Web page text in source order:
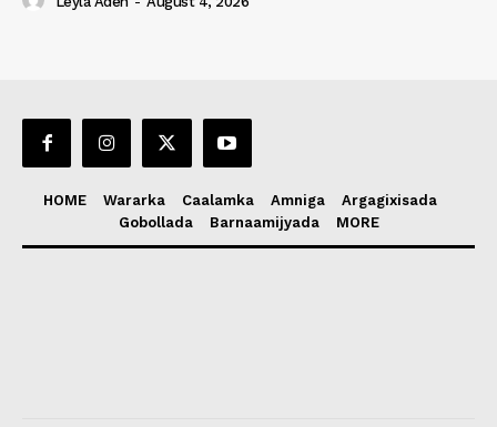
HOME Wararka Caalamka Amniga
Argagixisada
Gobollada
Barnaamijyada MORE